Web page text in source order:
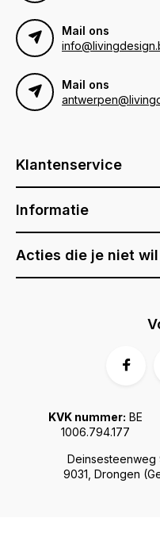
Mail ons
Mail ons
Klantenservice
Informatie
Acties die je niet
Deinsesteenweg
9031, Drongen
KVK nummer: BE
1006.794.177